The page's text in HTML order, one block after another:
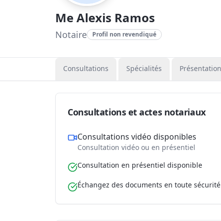
Me Alexis Ramos
Notaire Profil non revendiqué
Consultations Spécialités Présentation
Consultations et actes notariaux
Consultations vidéo disponibles
Consultation vidéo ou en présentiel
Consultation en présentiel disponible
Échangez des documents en toute sécurité